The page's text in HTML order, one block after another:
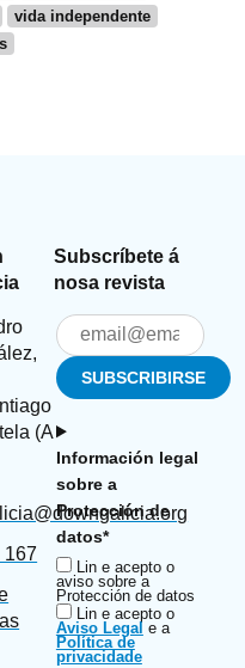
vida independente
(A
167
Subscríbete á
nosa revista
Información legal
sobre a
Protección de
datos*
Lin e acepto o
aviso sobre a
Protección de datos
Lin e acepto o
Aviso Legal e a
Política de
privacidade